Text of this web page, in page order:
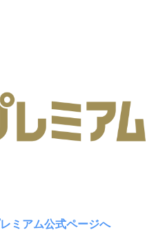
ミアム公式ページへ